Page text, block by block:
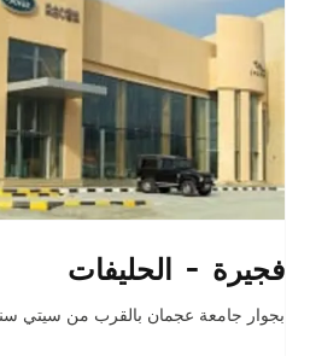
فجيرة - الحليفات
بجوار جامعة عجمان بالقرب من سيتي